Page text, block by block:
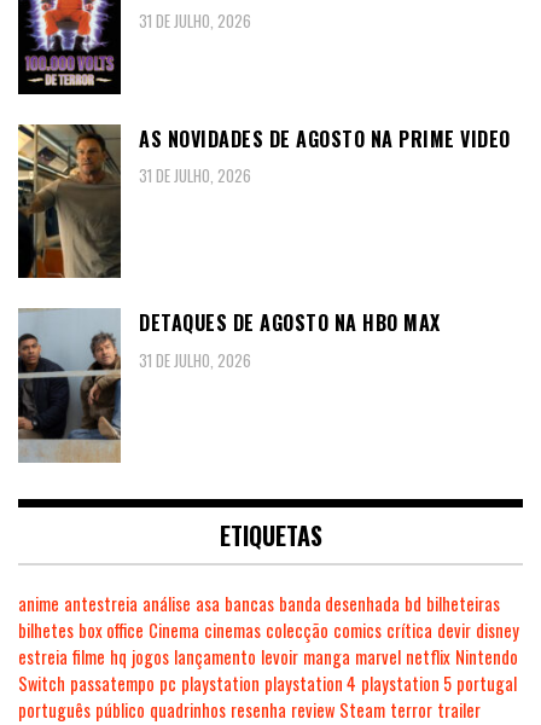
31 DE JULHO, 2026
AS NOVIDADES DE AGOSTO NA PRIME VIDEO
31 DE JULHO, 2026
DETAQUES DE AGOSTO NA HBO MAX
31 DE JULHO, 2026
ETIQUETAS
anime antestreia análise asa bancas banda desenhada bd bilheteiras
bilhetes box office Cinema cinemas colecção comics crítica devir disney
estreia filme hq jogos lançamento levoir manga marvel netflix Nintendo
Switch passatempo pc playstation playstation 4 playstation 5 portugal
português público quadrinhos resenha review Steam terror trailer